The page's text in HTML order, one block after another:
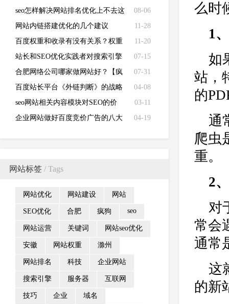
搜索引擎首页四个步骤！
08-06
seo怎样解决网站排名优化上不去这
个难题
11-28
网站内链搭建优化的几个建议
11-20
百度权重和收录有没有关系？权重
高未必排名好？
07-15
站长和SEO优化实践者对搜索引擎
算法进行分析总结
07-31
合肥网络公司哪家做网站好？【疯
狗原创】
04-08
百度站长平台《外链判断》的战略
剖析？
03-11
seo网站相关内容模块对SEO的价
值？
04-19
企业网站做好百度竞价广告的八大
网站标签 / Tags
网站优化 网站建设 网站
SEO优化 合肥 疯狗 seo
网站运营 关键词 网站seo优化
安徽 网站权重 滁州
网站排名 科技 企业网站
搜索引擎 服务器 互联网
技巧 企业 域名
么时
1
如
站，
的
通
爬虫
重。
2
对
常会
通常
这
的新